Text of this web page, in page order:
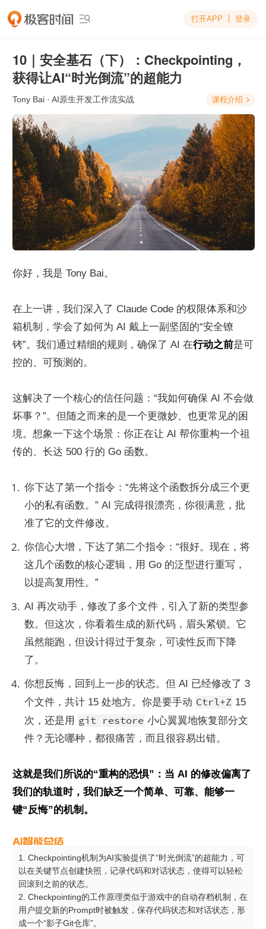
 打开APP 登录
10｜安全基石（下）：Checkpointing，
获得让AI“时光倒流”的超能力
Tony Bai · AI原生开发工作流实战 课程介绍 
你好，我是 Tony Bai。
在上一讲，我们深入了 Claude Code 的权限体系和沙
箱机制，学会了如何为 AI 戴上一副坚固的“安全镣
铐”。我们通过精细的规则，确保了 AI 在行动之前是可
控的、可预测的。
这解决了一个核心的信任问题：“我如何确保 AI 不会做
坏事？”。但随之而来的是一个更微妙、也更常见的困
境。想象一下这个场景：你正在让 AI 帮你重构一个祖
传的、长达 500 行的 Go 函数。
你下达了第一个指令：“先将这个函数拆分成三个更
小的私有函数。” AI 完成得很漂亮，你很满意，批
准了它的文件修改。
你信心大增，下达了第二个指令：“很好。现在，将
这几个函数的核心逻辑，用 Go 的泛型进行重写，
以提高复用性。”
AI 再次动手，修改了多个文件，引入了新的类型参
数。但这次，你看着生成的新代码，眉头紧锁。它
虽然能跑，但设计得过于复杂，可读性反而下降
了。
你想反悔，回到上一步的状态。但 AI 已经修改了 3
个文件，共计 15 处地方。你是要手动 Ctrl+Z 15
次，还是用 git restore 小心翼翼地恢复部分文
件？无论哪种，都很痛苦，而且很容易出错。
这就是我们所说的“重构的恐惧”：当 AI 的修改偏离了
我们的轨道时，我们缺乏一个简单、可靠、能够一
键“反悔”的机制。
1. Checkpointing机制为AI实验提供了“时光倒流”的超能力，可
以在关键节点创建快照，记录代码和对话状态，使得可以轻松
回滚到之前的状态。
2. Checkpointing的工作原理类似于游戏中的自动存档机制，在
用户提交新的Prompt时被触发，保存代码状态和对话状态，形
成一个“影子Git仓库”。